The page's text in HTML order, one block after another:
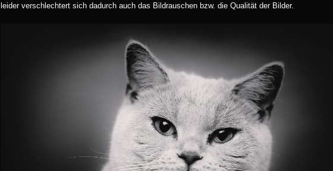
leider verschlechtert sich dadurch auch das Bildrauschen bzw. die Qualität der Bilder.